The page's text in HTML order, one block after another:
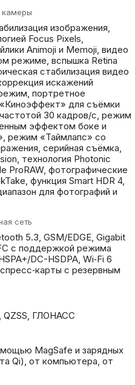
камеры
изображения,
Focus Pixels,
Animoji и Memoji, видео
режиме, вспышка Retina
стабилизация видео
искажений
портретное
для съёмки
30 кадров/с, режим
эффектом боке и
режим «Таймлапс» со
серийная съëмка,
технология Photonic
ProRAW, фотографические
функция Smart HDR 4,
для фотографий и
сеть
5.3, GSM/EDGE, Gigabit
с поддержкой режима
​DC-HSDPA, Wi‑Fi 6
с резервным
QZSS, ГЛОНАСС
MagSafe и зарядных
Qi), от компьютера, от